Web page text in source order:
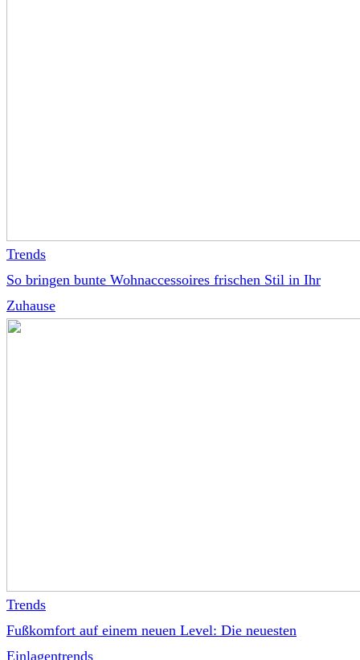
Trends
So bringen bunte Wohnaccessoires frischen Stil in Ihr
Zuhause
Trends
Fußkomfort auf einem neuen Level: Die neuesten
Einlagentrends